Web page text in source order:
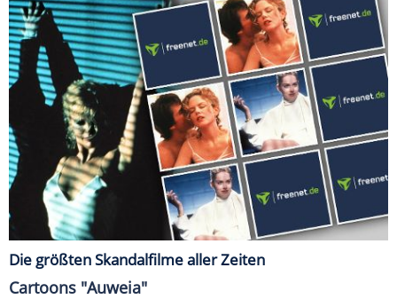
Die größten Skandalfilme aller Zeiten
Cartoons "Auweia"